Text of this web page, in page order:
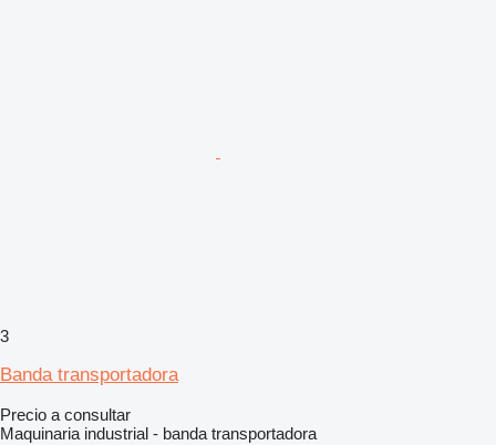
3
Banda transportadora
Precio a consultar
Maquinaria industrial - banda transportadora